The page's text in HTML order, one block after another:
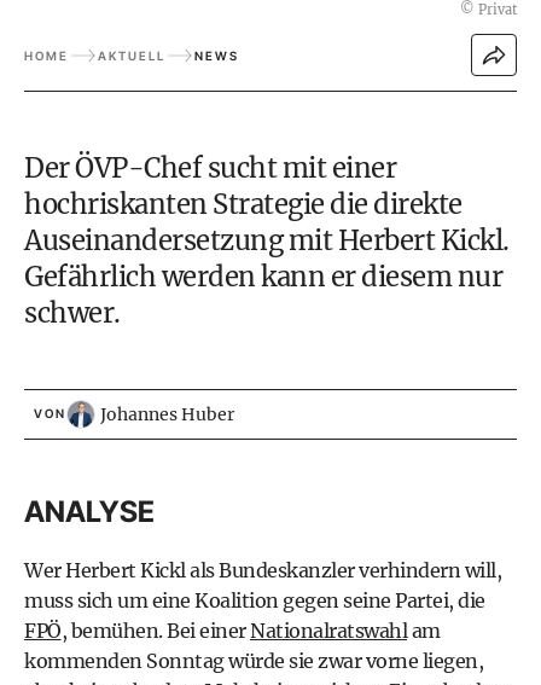
© Privat
HOME AKTUELL NEWS
DerÖVP-Chef sucht mit einer
hochriskanten Strategie die direkte
Auseinandersetzung mitHerbert Kickl.
Gefährlich werden kann er diesem nur
schwer.
VON Johannes Huber
ANALYSE
Wer Herbert Kickl als Bundeskanzler verhindern will,
muss sich um eine Koalition gegen seine Partei, die
FPÖ, bemühen. Bei einerNationalratswahlam
kommenden Sonntag würde sie zwar vorne liegen,